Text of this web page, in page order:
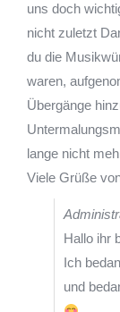
uns doch
nicht zuletzt
du die
waren,
Übergänge
lange nicht
Viele Grüße
Hallo ihr
Ich
und